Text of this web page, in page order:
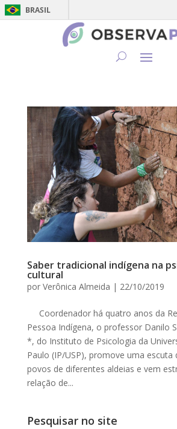
BRASIL
Saber tradicional indígena na
cultural
por Verônica Almeida | 22/10/2019
Coordenador há quatro anos da
Pessoa Indígena, o professor Danilo
*, do Instituto de Psicologia da
Paulo (IP/USP), promove uma escuta
povos de diferentes aldeias e vem
relação de...
Pesquisar no site